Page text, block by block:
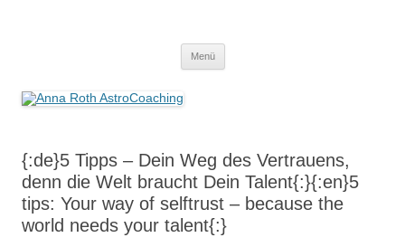
Menü
{:de}5 Tipps – Dein Weg des Vertrauens,
denn die Welt braucht Dein Talent{:}{:en}5
tips: Your way of selftrust – because the
world needs your talent{:}